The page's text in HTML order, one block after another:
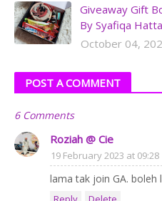
Giveaway Gift
By Syafiqa
October 04,
POST A COMMENT
6 Comments
Roziah @ Cie
19 February 2023 at 09:28
lama tak join GA. boleh